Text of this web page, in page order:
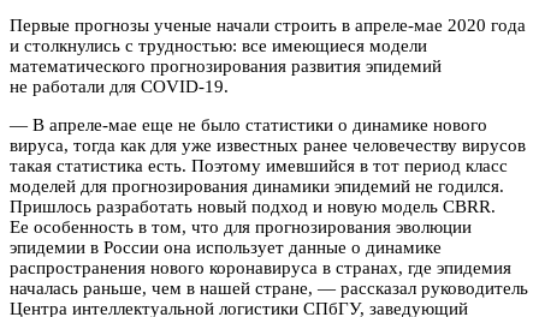
Первые прогнозы ученые начали строить в апреле-мае 2020 года
и столкнулись с трудностью: все имеющиеся модели
математического прогнозирования развития эпидемий
не работали для COVID-19.
— В апреле-мае еще не было статистики о динамике нового
вируса, тогда как для уже известных ранее человечеству вирусов
такая статистика есть. Поэтому имевшийся в тот период класс
моделей для прогнозирования динамики эпидемий не годился.
Пришлось разработать новый подход и новую модель CBRR.
Ее особенность в том, что для прогнозирования эволюции
эпидемии в России она использует данные о динамике
распространения нового коронавируса в странах, где эпидемия
началась раньше, чем в нашей стране, — рассказал руководитель
Центра интеллектуальной логистики СПбГУ, заведующий